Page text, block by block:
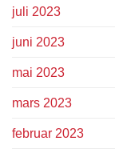
juli 2023
juni 2023
mai 2023
mars 2023
februar 2023